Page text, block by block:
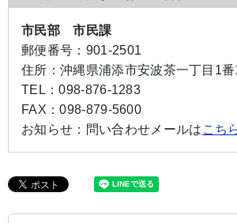
市民部 市民課
郵便番号： 901-2501
住所： 沖縄県浦添市安波茶一丁目1
TEL：098-876-1283
FAX：098-879-5600
お知らせ： 問い合わせメールは こち